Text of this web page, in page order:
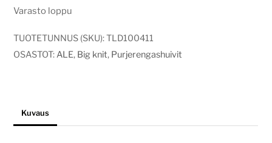
Varasto loppu
TUOTETUNNUS (SKU):TLD100411
OSASTOT:ALE, Big knit, Purjerengashuivit
Kuvaus